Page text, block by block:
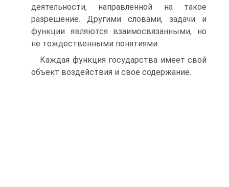
деятельности, направленной на такое
разрешение. Другими словами, задачи и
функции являются взаимосвязанными, но
не тождественными понятиями.
Каждая функция государства имеет свой
объект воздействия и свое содержание.